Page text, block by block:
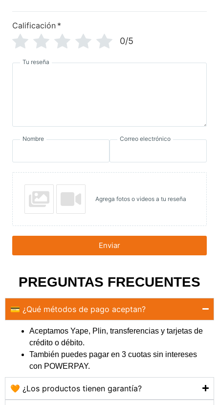
Calificación *
0/5
Tu reseña
Nombre Correo electrónico
Agrega fotos o videos a tu reseña
Enviar
PREGUNTAS FRECUENTES
💳 ¿Qué métodos de pago aceptan?
Aceptamos Yape, Plin, transferencias y tarjetas de
crédito o débito.
También puedes pagar en 3 cuotas sin intereses
con POWERPAY.
🧡 ¿Los productos tienen garantía?